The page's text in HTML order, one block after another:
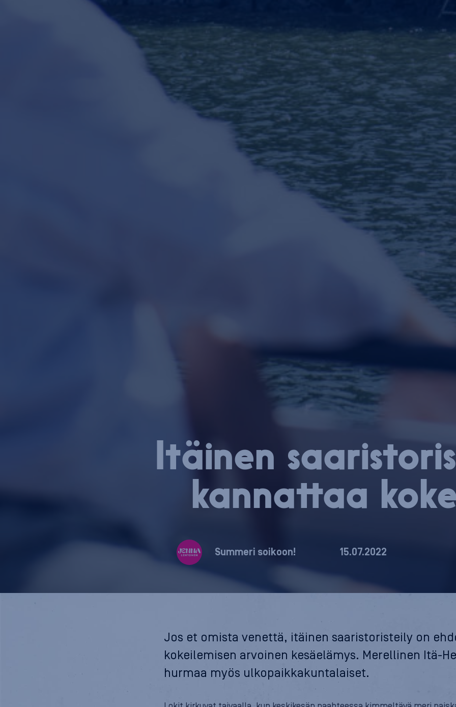
Itäinen
kannattaa
Summeri soikoon! 15.07.2022
Jos et omista venettä, itäinen saaristoristeily on
kokeilemisen arvoinen kesäelämys. Merellinen Itä-
hurmaa myös ulkopaikkakuntalaiset.